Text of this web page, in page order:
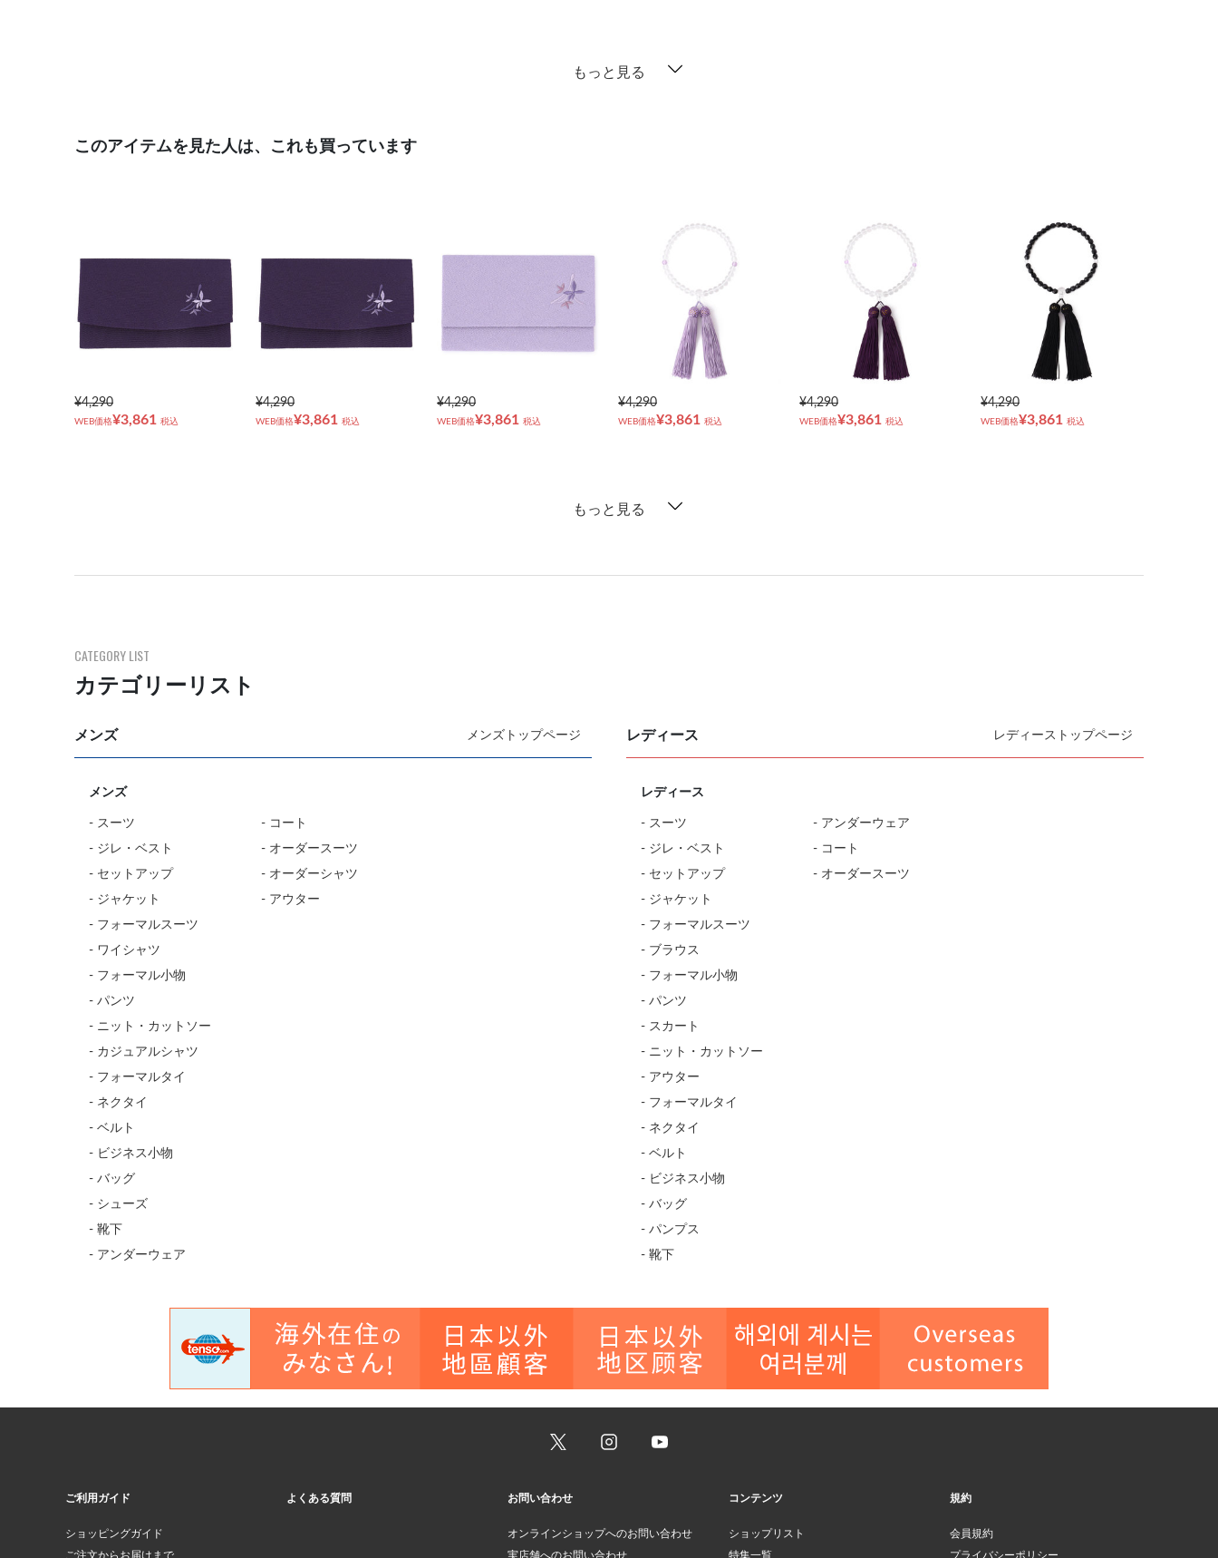
もっと見る
このアイテムを見た人は、これも買っています
¥4,290
WEB価格¥3,861 税込
¥4,290
WEB価格¥3,861 税込
¥4,290
WEB価格¥3,861 税込
¥4,290
WEB価格¥3,861 税込
¥4,290
WEB価格¥3,861 税込
¥4,290
WEB価格¥3,861 税込
もっと見る
CATEGORY LIST
カテゴリーリスト
メンズ メンズトップページ
メンズ
- スーツ
- ジレ・ベスト
- セットアップ
- ジャケット
- フォーマルスーツ
- ワイシャツ
- フォーマル小物
- パンツ
- ニット・カットソー
- カジュアルシャツ
- フォーマルタイ
- ネクタイ
- ベルト
- ビジネス小物
- バッグ
- シューズ
- 靴下
- アンダーウェア
- コート
- オーダースーツ
- オーダーシャツ
- アウター
レディース レディーストップページ
レディース
- スーツ
- ジレ・ベスト
- セットアップ
- ジャケット
- フォーマルスーツ
- ブラウス
- フォーマル小物
- パンツ
- スカート
- ニット・カットソー
- アウター
- フォーマルタイ
- ネクタイ
- ベルト
- ビジネス小物
- バッグ
- パンプス
- 靴下
- アンダーウェア
- コート
- オーダースーツ
ご利用ガイド
ショッピングガイド
ご注文からお届けまで
よくある質問 お問い合わせ
オンラインショップへのお問い合わせ
実店舗へのお問い合わせ
コンテンツ
ショップリスト
特集一覧
規約
会員規約
プライバシーポリシー